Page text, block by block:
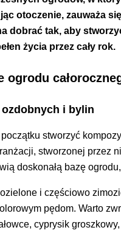
otoczenie, zauważa
dobrać tak, aby
życia przez cały rok.
ogrodu
ozdobnych i bylin
stworzyć
stworzonej przez
doskonałą bazę
i częściowo
pędom. Warto
cyprysik